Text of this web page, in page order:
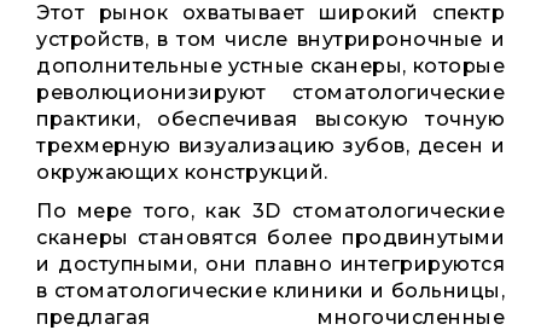
Этот рынок охватывает широкий спектр
устройств, в том числе внутрироночные и
дополнительные устные сканеры, которые
революционизируют стоматологические
практики, обеспечивая высокую точную
трехмерную визуализацию зубов, десен и
окружающих конструкций.
По мере того, как 3D стоматологические
сканеры становятся более продвинутыми
и доступными, они плавно интегрируются
в стоматологические клиники и больницы,
предлагая многочисленные